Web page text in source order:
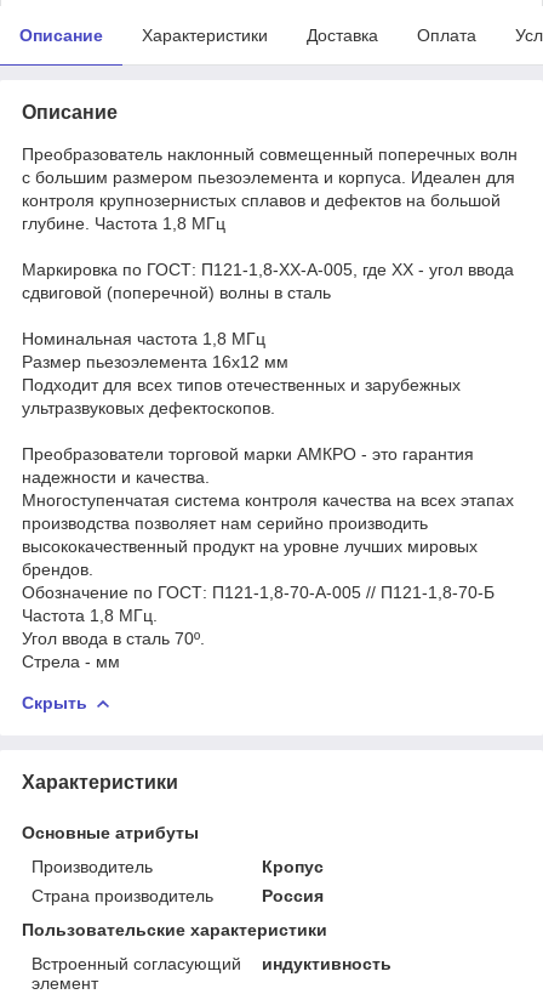
Описание Характеристики Доставка Оплата
Описание
Преобразователь наклонный совмещенный поперечных волн
с большим размером пьезоэлемента и корпуса. Идеален для
контроля крупнозернистых сплавов и дефектов на большой
глубине. Частота 1,8 МГц
Маркировка по ГОСТ: П121-1,8-ХХ-А-005, где XX - угол ввода
сдвиговой (поперечной) волны в сталь
Номинальная частота 1,8 МГц
Размер пьезоэлемента 16х12 мм
Подходит для всех типов отечественных и зарубежных
ультразвуковых дефектоскопов.
Преобразователи торговой марки АМКРО - это гарантия
надежности и качества.
Многоступенчатая система контроля качества на всех этапах
производства позволяет нам серийно производить
высококачественный продукт на уровне лучших мировых
брендов.
Обозначение по ГОСТ: П121-1,8-70-А-005 // П121-1,8-70-Б
Частота 1,8 МГц.
Угол ввода в сталь 70º.
Стрела - мм
Скрыть
Характеристики
Основные атрибуты
Производитель
Кропус
Страна производитель
Россия
Пользовательские характеристики
Встроенный согласующий
элемент
индуктивность